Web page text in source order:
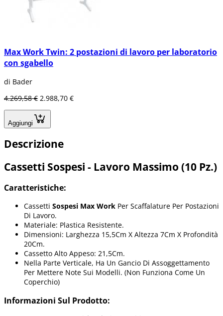
Max Work Twin: 2 postazioni di lavoro per laboratorio
con sgabello
di Bader
4.269,58 € 2.988,70 €
Aggiungi
Descrizione
Cassetti Sospesi - Lavoro Massimo (10 Pz.)
Caratteristiche:
Cassetti Sospesi Max Work Per Scaffalature Per Postazioni
Di Lavoro.
Materiale: Plastica Resistente.
Dimensioni: Larghezza 15,5Cm X Altezza 7Cm X Profondità
20Cm.
Cassetto Alto Appeso: 21,5Cm.
Nella Parte Verticale, Ha Un Gancio Di Assoggettamento
Per Mettere Note Sui Modelli. (Non Funziona Come Un
Coperchio)
Informazioni Sul Prodotto: